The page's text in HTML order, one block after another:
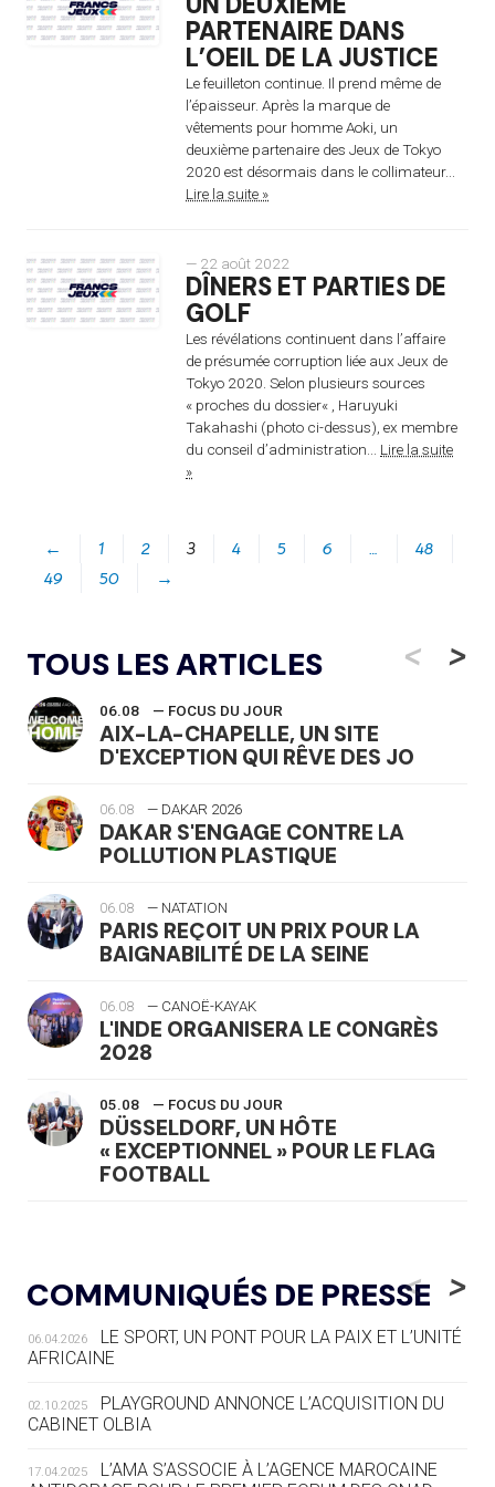
PARTENAIRE DANS
L’OEIL DE LA JUSTICE
Le feuilleton continue. Il prend même de
l’épaisseur. Après la marque de
vêtements pour homme Aoki, un
deuxième partenaire des Jeux de Tokyo
2020 est désormais dans le collimateur...
Lire la suite »
— 22 août 2022
DÎNERS ET PARTIES DE
GOLF
Les révélations continuent dans l’affaire
de présumée corruption liée aux Jeux de
Tokyo 2020. Selon plusieurs sources
« proches du dossier« , Haruyuki
Takahashi (photo ci-dessus), ex membre
du conseil d’administration... Lire la suite
»
← 1 2 3 4 5 6 …
48
49
50 →
TOUS LES ARTICLES <
06.08 — FOCUS DU JOUR
AIX-LA-CHAPELLE, UN SITE
D'EXCEPTION QUI RÊVE DES JO
06.08 — DAKAR 2026
DAKAR S'ENGAGE CONTRE LA
POLLUTION PLASTIQUE
06.08 — NATATION
PARIS REÇOIT UN PRIX POUR LA
BAIGNABILITÉ DE LA SEINE
06.08 — CANOË-KAYAK
L'INDE ORGANISERA LE CONGRÈS
2028
05.08 — FOCUS DU JOUR
DÜSSELDORF, UN HÔTE
« EXCEPTIONNEL » POUR LE FLAG
FOOTBALL
LE RÊVE DE VOIR LA LUGE ALPINE
AUX JO « N'EST PAS FINI »
05.08 — TIR À L'ARC
DES MONDIAUX À BRISBANE SUR LA
ROUTE DES JO 2032
LE VILLAGE OLYMPIQUE DES ARAVIS
>
COMMUNIQUÉS DE PRESSE
<
06.04.2026
LE SPORT, UN PONT POUR LA PAIX ET L’UNITÉ
AFRICAINE
02.10.2025
PLAYGROUND ANNONCE L’ACQUISITION DU
CABINET OLBIA
17.04.2025
L’AMA S’ASSOCIE À L’AGENCE MAROCAINE
>